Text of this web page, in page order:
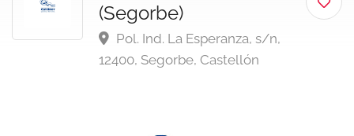
(Segorbe)
Pol. Ind. La Esperanza, s/n,
12400, Segorbe, Castellón